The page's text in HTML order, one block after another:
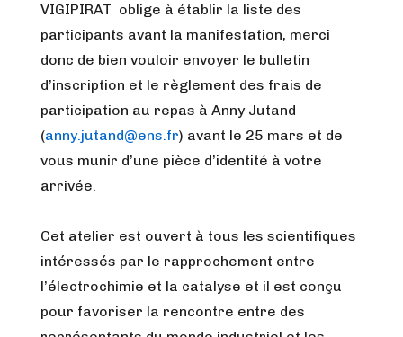
VIGIPIRAT oblige à établir la liste des
participants avant la manifestation, merci
donc de bien vouloir envoyer le bulletin
d’inscription et le règlement des frais de
participation au repas à Anny Jutand
(anny.jutand@ens.fr) avant le 25 mars et de
vous munir d’une pièce d’identité à votre
arrivée.
Cet atelier est ouvert à tous les scientifiques
intéressés par le rapprochement entre
l’électrochimie et la catalyse et il est conçu
pour favoriser la rencontre entre des